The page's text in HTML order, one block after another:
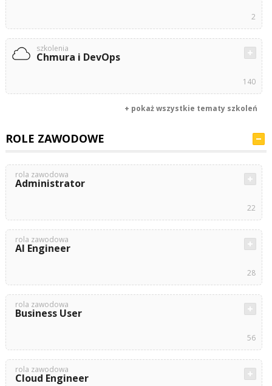
2
szkolenia
Chmura i DevOps
140
+ pokaż wszystkie tematy szkoleń
ROLE ZAWODOWE
rola zawodowa
Administrator
22
rola zawodowa
AI Engineer
28
rola zawodowa
Business User
56
rola zawodowa
Cloud Engineer